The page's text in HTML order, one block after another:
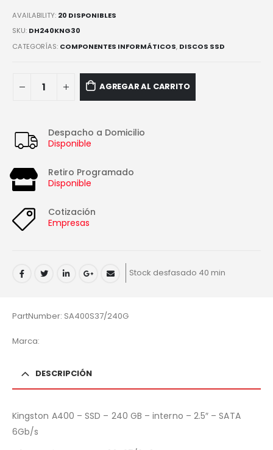
AVAILABILITY: 20 DISPONIBLES
SKU: DH240KNG30
CATEGORÍAS: COMPONENTES INFORMÁTICOS, DISCOS SSD
AGREGAR AL CARRITO
Despacho a Domicilio
Disponible
Retiro Programado
Disponible
Cotización
Empresas
Stock desfasado 40 min
PartNumber: SA400S37/240G
Marca:
DESCRIPCIÓN
Kingston A400 – SSD – 240 GB – interno – 2.5″ – SATA
6Gb/s